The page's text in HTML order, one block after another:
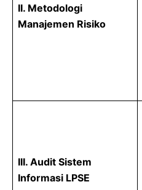
II. Metodologi
Manajemen Risiko
III. Audit Sistem
Informasi LPSE